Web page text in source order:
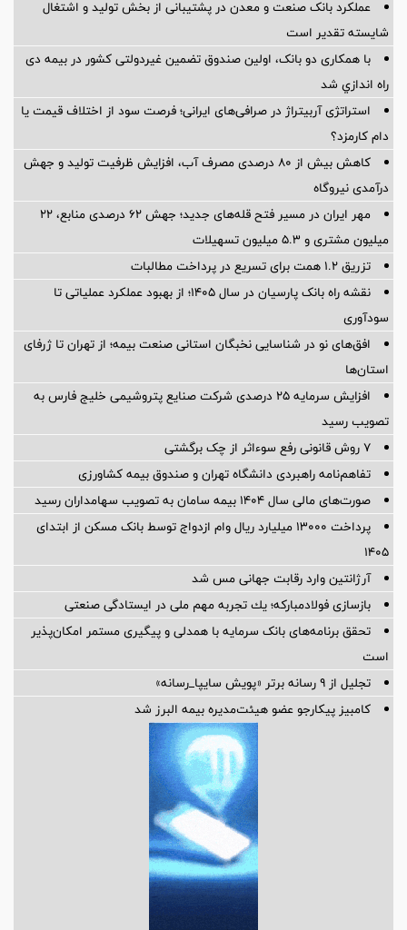
عملکرد بانک صنعت و معدن در پشتیبانی از بخش تولید و اشتغال
شایسته تقدیر است
با همکاری دو بانک، اولین صندوق تضمین غیردولتی کشور در بیمه دی
راه اندازي شد
استراتژی آربیتراژ در صرافی‌های ایرانی؛ فرصت سود از اختلاف قیمت یا
دام کارمزد؟
کاهش بیش از ۸۰ درصدی مصرف آب، افزایش ظرفیت تولید و جهش
درآمدی نیروگاه
مهر ایران در مسیر فتح قله‌های جدید؛ جهش ۶۲ درصدی منابع، ۲۲
میلیون مشتری و ۵.۳ میلیون تسهیلات
تزریق ۱.۲ همت برای تسریع در پرداخت مطالبات
نقشه راه بانک پارسیان در سال ۱۴۰۵؛ از بهبود عملکرد عملیاتی تا
سودآوری
افق‌های نو در شناسایی نخبگان استانی صنعت بیمه؛ از تهران تا ژرفای
استان‌ها
افزایش سرمایه ۲۵ درصدی شرکت صنایع پتروشیمی خلیج فارس به
تصویب رسید
۷ روش قانونی رفع سوء‌اثر از چک برگشتی
تفاهم‌نامه راهبردی دانشگاه تهران و صندوق بیمه كشاورزی
صورت‌های مالی سال ۱۴۰۴ بیمه سامان به تصویب سهامداران رسید
پرداخت ۱۳۰۰۰ میلیارد ریال وام ازدواج توسط بانک مسکن از ابتدای
۱۴۰۵
آرژانتین وارد رقابت جهانی مس شد
بازسازی فولادمباركه؛ یك تجربه مهم ملی در ایستادگی صنعتی
تحقق برنامه‌های بانک سرمایه با همدلی و پیگیری مستمر امکان‌پذیر
است
تجلیل از ۹ رسانه برتر «پویش سایپا_رسانه»
کامبیز پیکارجو عضو هیئت‌مدیره بيمه البرز شد